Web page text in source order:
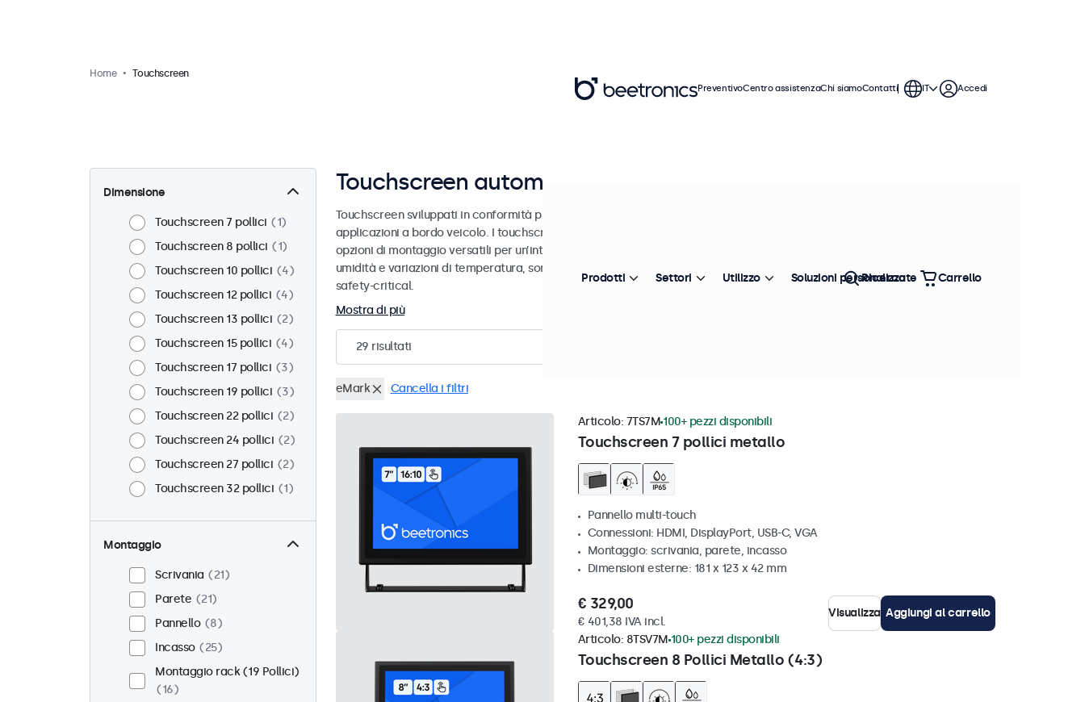
Home Touchscreen
Dimensione
Touchscreen 7 pollici
1
Touchscreen 8 pollici
1
Touchscreen 10 pollici
4
Touchscreen 12 pollici
4
Touchscreen 13 pollici
2
Touchscreen 15 pollici
4
Touchscreen 17 pollici
3
Touchscreen 19 pollici
3
Touchscreen 22 pollici
2
Touchscreen 24 pollici
2
Touchscreen 27 pollici
2
Touchscreen 32 pollici
1
Montaggio
Scrivania
21
Parete
21
Pannello
8
Incasso
25
Montaggio rack (19 Pollici)
16
Touchscreen automotive eMark
Touchscreen sviluppati in conformità progettuale agli standard eMark e SAE per l’industria automotive e le
applicazioni a bordo veicolo. I touchscreen automotive sono dotati di un involucro compatto e resistente con
opzioni di montaggio versatili per un’integrazione semplificata. Progettati per resistere a urti, vibrazioni,
umidità e variazioni di temperatura, sono destinati a prestazioni affidabili in applicazioni automotive non-
safety-critical.
Mostra di più
29 risultati
eMark Cancella i filtri
Touchscreen 7 pollici metallo
Articolo: 7TS7M 100+ pezzi disponibili
Pannello multi-touch
Connessioni: HDMI, DisplayPort, USB-C, VGA
Montaggio: scrivania, parete, incasso
Dimensioni esterne: 181 x 123 x 42 mm
€ 329,00
€ 401,38 IVA incl.
Visualizza Aggiungi al carrello
Touchscreen 8 Pollici Metallo (4:3)
Articolo: 8TSV7M 100+ pezzi disponibili
PreventivoCentro assistenzaChi siamoContatti IT Accedi
Prodotti Settori Utilizzo Soluzioni personalizzate
Ricerca Carrello